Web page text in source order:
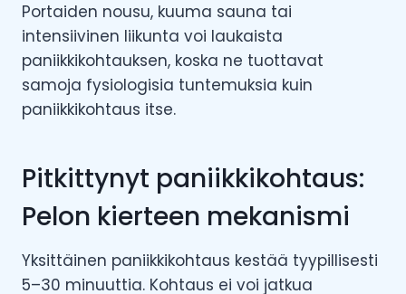
Portaiden nousu, kuuma sauna tai
intensiivinen liikunta voi laukaista
paniikkikohtauksen, koska ne tuottavat
samoja fysiologisia tuntemuksia kuin
paniikkikohtaus itse.
Pitkittynyt paniikkikohtaus:
Pelon kierteen mekanismi
Yksittäinen paniikkikohtaus kestää tyypillisesti
5–30 minuuttia. Kohtaus ei voi jatkua